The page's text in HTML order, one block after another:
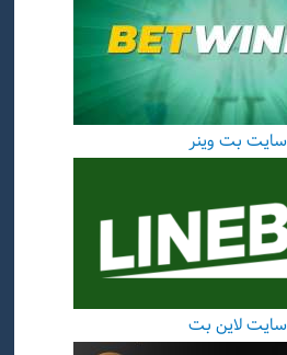
سایت بت وینر
سایت لاین بت